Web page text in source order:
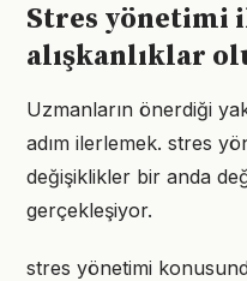
Stres
alışkanlıklar
Uzmanların önerdiği
adım ilerlemek. stres
değişiklikler bir anda
gerçekleşiyor.
stres yönetimi